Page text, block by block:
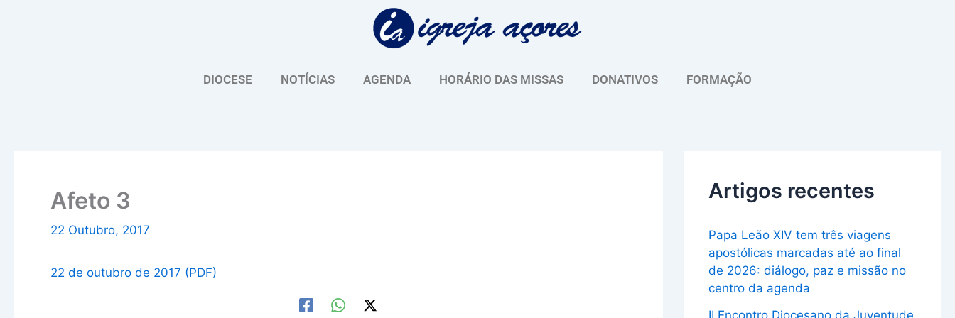
DIOCESE NOTÍCIAS AGENDA HORÁRIO DAS MISSAS DONATIVOS FORMAÇÃO
Afeto 3
22 Outubro, 2017
22 de outubro de 2017 (PDF)
Artigos recentes
Papa Leão XIV tem três viagens
apostólicas marcadas até ao final
de 2026: diálogo, paz e missão no
centro da agenda
II Encontro Diocesano da Juventude
u